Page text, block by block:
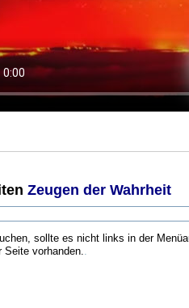
Zeugen der Wahrheit
sollte es nicht links in der
Seite vorhanden..